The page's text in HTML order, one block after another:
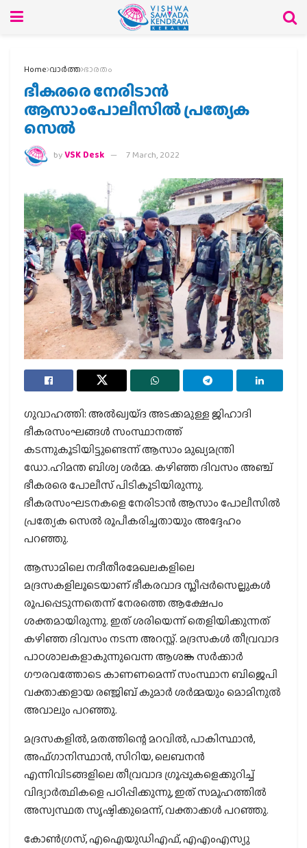
Home വാര്‍ത്ത ഭാരതം
ഭീകരരെ നേരിടാന്‍
ആസാംപോലീസില്‍ പ്രത്യേക
സെല്‍
byVSK Desk 7 March, 2022
ഗുവാഹത്തി: അല്‍ഖ്വയ്ദ അടക്കമുള്ള ജിഹാദി
ഭീകരസംഘങ്ങള്‍ സംസ്ഥാനത്ത്
കടന്നുകൂടിയിട്ടുണ്ടെന്ന് ആസാം മുഖ്യമന്ത്രി
ഡോ.ഹിമന്ത ബിശ്വ ശര്‍മ്മ. കഴിഞ്ഞ ദിവസം അഞ്ച്
ഭീകരരെ പോലീസ് പിടികൂടിയിരുന്നു.
ഭീകരസംഘടനകളെ നേരിടാന്‍ ആസാം പോലീസില്‍
പ്രത്യേക സെല്‍ രൂപീകരിച്ചതായും അദ്ദേഹം
പറഞ്ഞു.
ആസാമിലെ നദീതീരമേഖലകളിലെ
മദ്രസകളിലൂടെയാണ് ഭീകരവാദ സ്ലീപ്പര്‍സെല്ലുകള്‍
രൂപപ്പെടുന്നതെന്ന് നേരത്തെ ആക്ഷേപം
ശക്തമായിരുന്നു. ഇത് ശരിയെന്ന് തെളിയിക്കുന്നത്
കഴിഞ്ഞ ദിവസം നടന്ന അറസ്റ്റ്. മദ്രസകള്‍ തീവ്രവാദ
പാഠശാലകളാകുന്നുവെന്ന ആശങ്ക സര്‍ക്കാര്‍
ഗൗരവത്തോടെ കാണണമെന്ന് സംസ്ഥാന ബിജെപി
വക്താക്കളായ രഞ്ജിബ് കുമാര്‍ ശര്‍മ്മയും മൊമിനുല്‍
അവാലും പറഞ്ഞു.
മദ്രസകളില്‍, മതത്തിന്റെ മറവില്‍, പാകിസ്ഥാന്‍,
അഫ്ഗാനിസ്ഥാന്‍, സിറിയ, ലെബനന്‍
എന്നിവിടങ്ങളിലെ തീവ്രവാദ ഗ്രൂപ്പുകളെക്കുറിച്ച്
വിദ്യാര്‍ത്ഥികളെ പഠിപ്പിക്കുന്നു, ഇത് സമൂഹത്തില്‍
അസ്വസ്ഥത സൃഷ്ടിക്കുമെന്ന്, വക്താക്കള്‍ പറഞ്ഞു.
കോണ്‍ഗ്രസ്, എഐയുഡിഎഫ്, എഎംഎസ്യു